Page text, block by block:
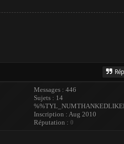
Messages : 446
Sujets : 14
Inscription : Aug 2010
Réputation : 0